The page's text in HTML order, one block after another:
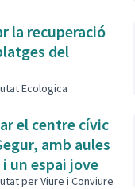
la recuperació
del
Ecologica
el centre cívic
amb aules
un espai jove
per Viure i Conviure